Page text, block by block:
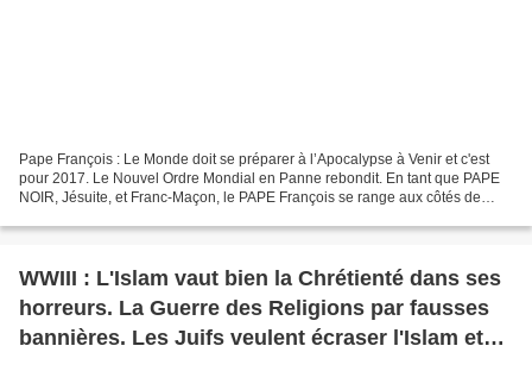
Pape François : Le Monde doit se préparer à l’Apocalypse à Venir et c'est
pour 2017. Le Nouvel Ordre Mondial en Panne rebondit. En tant que PAPE
NOIR, Jésuite, et Franc-Maçon, le PAPE François se range aux côtés de
WWIII : L'Islam vaut bien la Chrétienté dans ses
horreurs. La Guerre des Religions par fausses
bannières. Les Juifs veulent écraser l'Islam et